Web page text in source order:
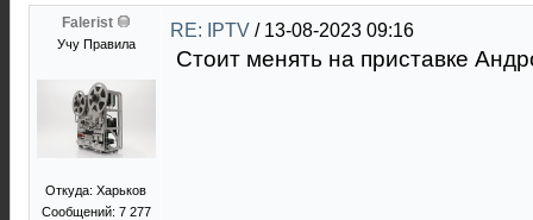
Falerist
Учу Правила
Откуда: Харьков
Сообщений: 7 277
RE: IPTV / 13-08-2023 09:16
Стоит менять на приставке